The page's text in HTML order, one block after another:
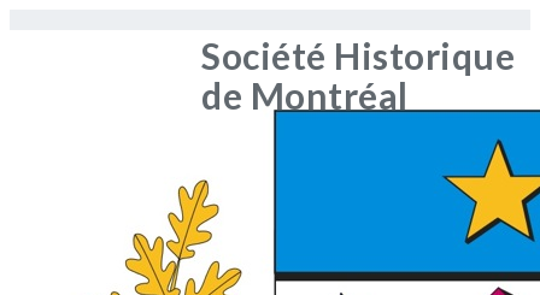
Société Historique
de Montréal